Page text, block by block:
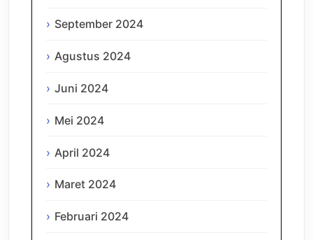
September 2024
Agustus 2024
Juni 2024
Mei 2024
April 2024
Maret 2024
Februari 2024